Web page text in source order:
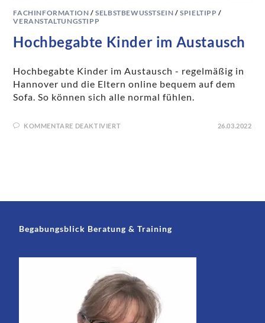
FACHINFORMATION /SELBSTBEWUSSTSEIN /SPIELTIPP /
VERANSTALTUNGSTIPP
Hochbegabte Kinder im Austausch
Hochbegabte Kinder im Austausch - regelmäßig in
Hannover und die Eltern online bequem auf dem
Sofa. So können sich alle normal fühlen.
KOMMENTARE DEAKTIVIERT 26.03.2022
Begabungsblick Beratung & Training